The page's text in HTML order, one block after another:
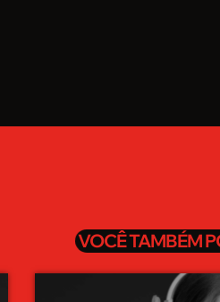
VOCÊ TAMBÉM